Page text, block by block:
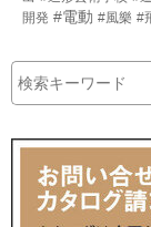
開発 #電動 #風樂 #